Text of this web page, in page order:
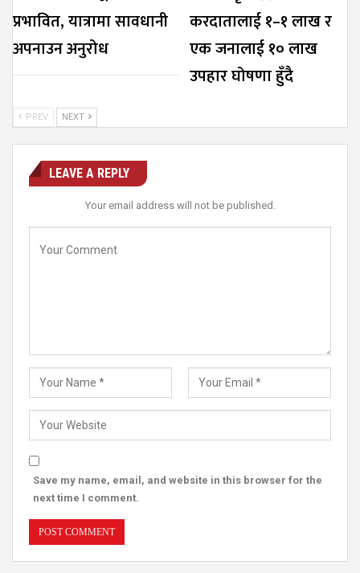
प्रभावित, यात्रामा सावधानी
अपनाउन अनुरोध
करदातालाई १–१ लाख र
एक जनालाई १० लाख
उपहार घोषणा हुँदै
PREV NEXT
LEAVE A REPLY
Your email address will not be published.
Save my name, email, and website in this browser for the
next time I comment.